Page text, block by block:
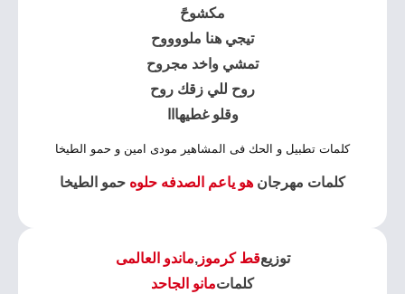
مكشوحً
تيجي هنا ملووووح
تمشي واخد مجروح
روح للي زقك روح
وقلو غطيهااا
كلمات تطبيل و الحك فى المشاهير مودى امين و حمو الطيخا
كلمات مهرجان هو ياعم الصدفه حلوه حمو الطيخا
توزيعقط كرموز,ماندو العالمى
كلماتمانو الجاحد